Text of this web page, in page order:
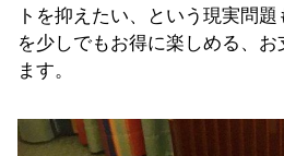
トを抑えたい、という現実問
を少しでもお得に楽しめる、
ます。